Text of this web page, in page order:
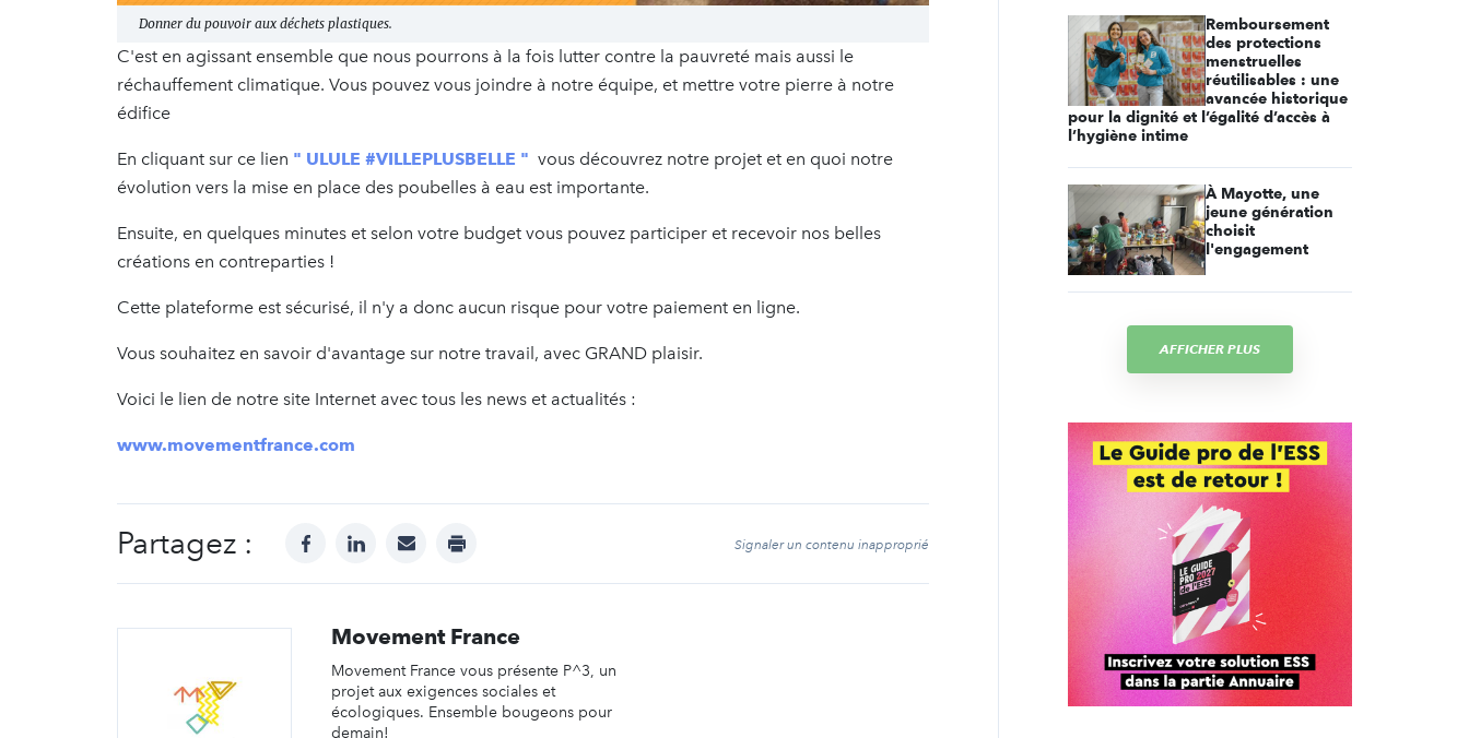
Donner du pouvoir aux déchets plastiques.
C'est en agissant ensemble que nous pourrons à la fois lutter contre la pauvreté mais aussi le
réchauffement climatique. Vous pouvez vous joindre à notre équipe, et mettre votre pierre à notre
édifice
En cliquant sur ce lien " ULULE #VILLEPLUSBELLE " vous découvrez notre projet et en quoi notre
évolution vers la mise en place des poubelles à eau est importante.
Ensuite, en quelques minutes et selon votre budget vous pouvez participer et recevoir nos belles
créations en contreparties !
Cette plateforme est sécurisé, il n'y a donc aucun risque pour votre paiement en ligne.
Vous souhaitez en savoir d'avantage sur notre travail, avec GRAND plaisir.
Voici le lien de notre site Internet avec tous les news et actualités :
www.movementfrance.com
Partagez : facebooklinkedinmail print Signaler un contenu inapproprié
Movement France
Movement France vous présente P^3, un
projet aux exigences sociales et
écologiques. Ensemble bougeons pour
demain!
Remboursement
des protections
menstruelles
réutilisables : une
avancée historique
pour la dignité et l’égalité d’accès à
l’hygiène intime
À Mayotte, une
jeune génération
choisit
l'engagement
AFFICHER PLUS